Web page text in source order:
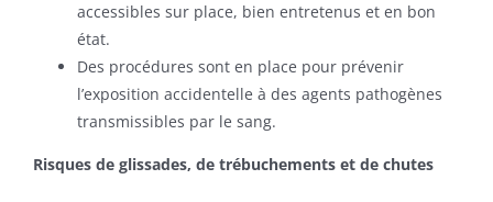
accessibles sur place, bien entretenus et en bon
état.
Des procédures sont en place pour prévenir
l’exposition accidentelle à des agents pathogènes
transmissibles par le sang.
Risques de glissades, de trébuchements et de chutes